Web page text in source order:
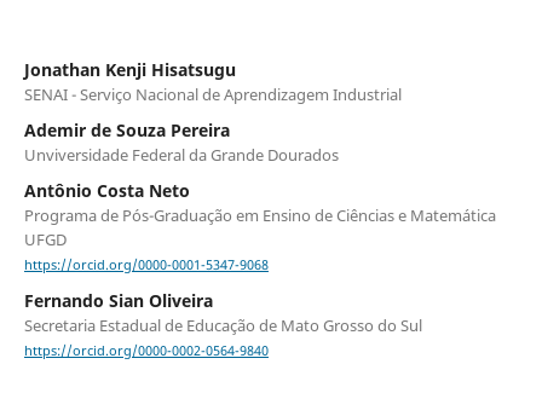
Jonathan Kenji Hisatsugu
SENAI - Serviço Nacional de Aprendizagem Industrial
Ademir de Souza Pereira
Unviversidade Federal da Grande Dourados
Antônio Costa Neto
Programa de Pós-Graduação em Ensino de Ciências e Matemática
UFGD
https://orcid.org/0000-0001-5347-9068
Fernando Sian Oliveira
Secretaria Estadual de Educação de Mato Grosso do Sul
https://orcid.org/0000-0002-0564-9840